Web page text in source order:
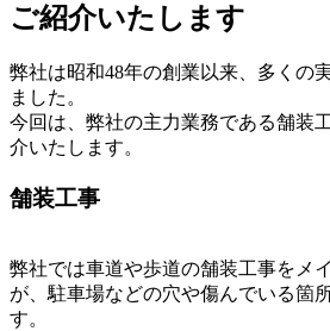
ご紹介いたします
弊社は昭和48年の創業以来、多くの
ました。
今回は、弊社の主力業務である舗装
介いたします。
舗装工事
弊社では車道や歩道の舗装工事をメ
が、駐車場などの穴や傷んでいる箇
す。